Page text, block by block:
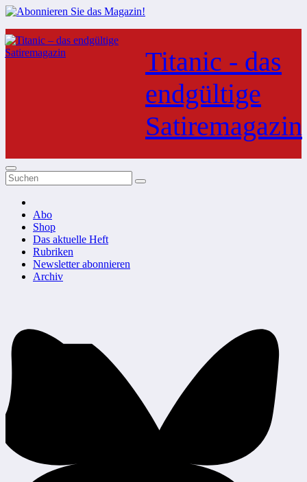
Zum
Inhalt
springen
Titanic - das
endgültige
Satiremagazin
Abo
Shop
Das aktuelle Heft
Rubriken
Newsletter abonnieren
Archiv